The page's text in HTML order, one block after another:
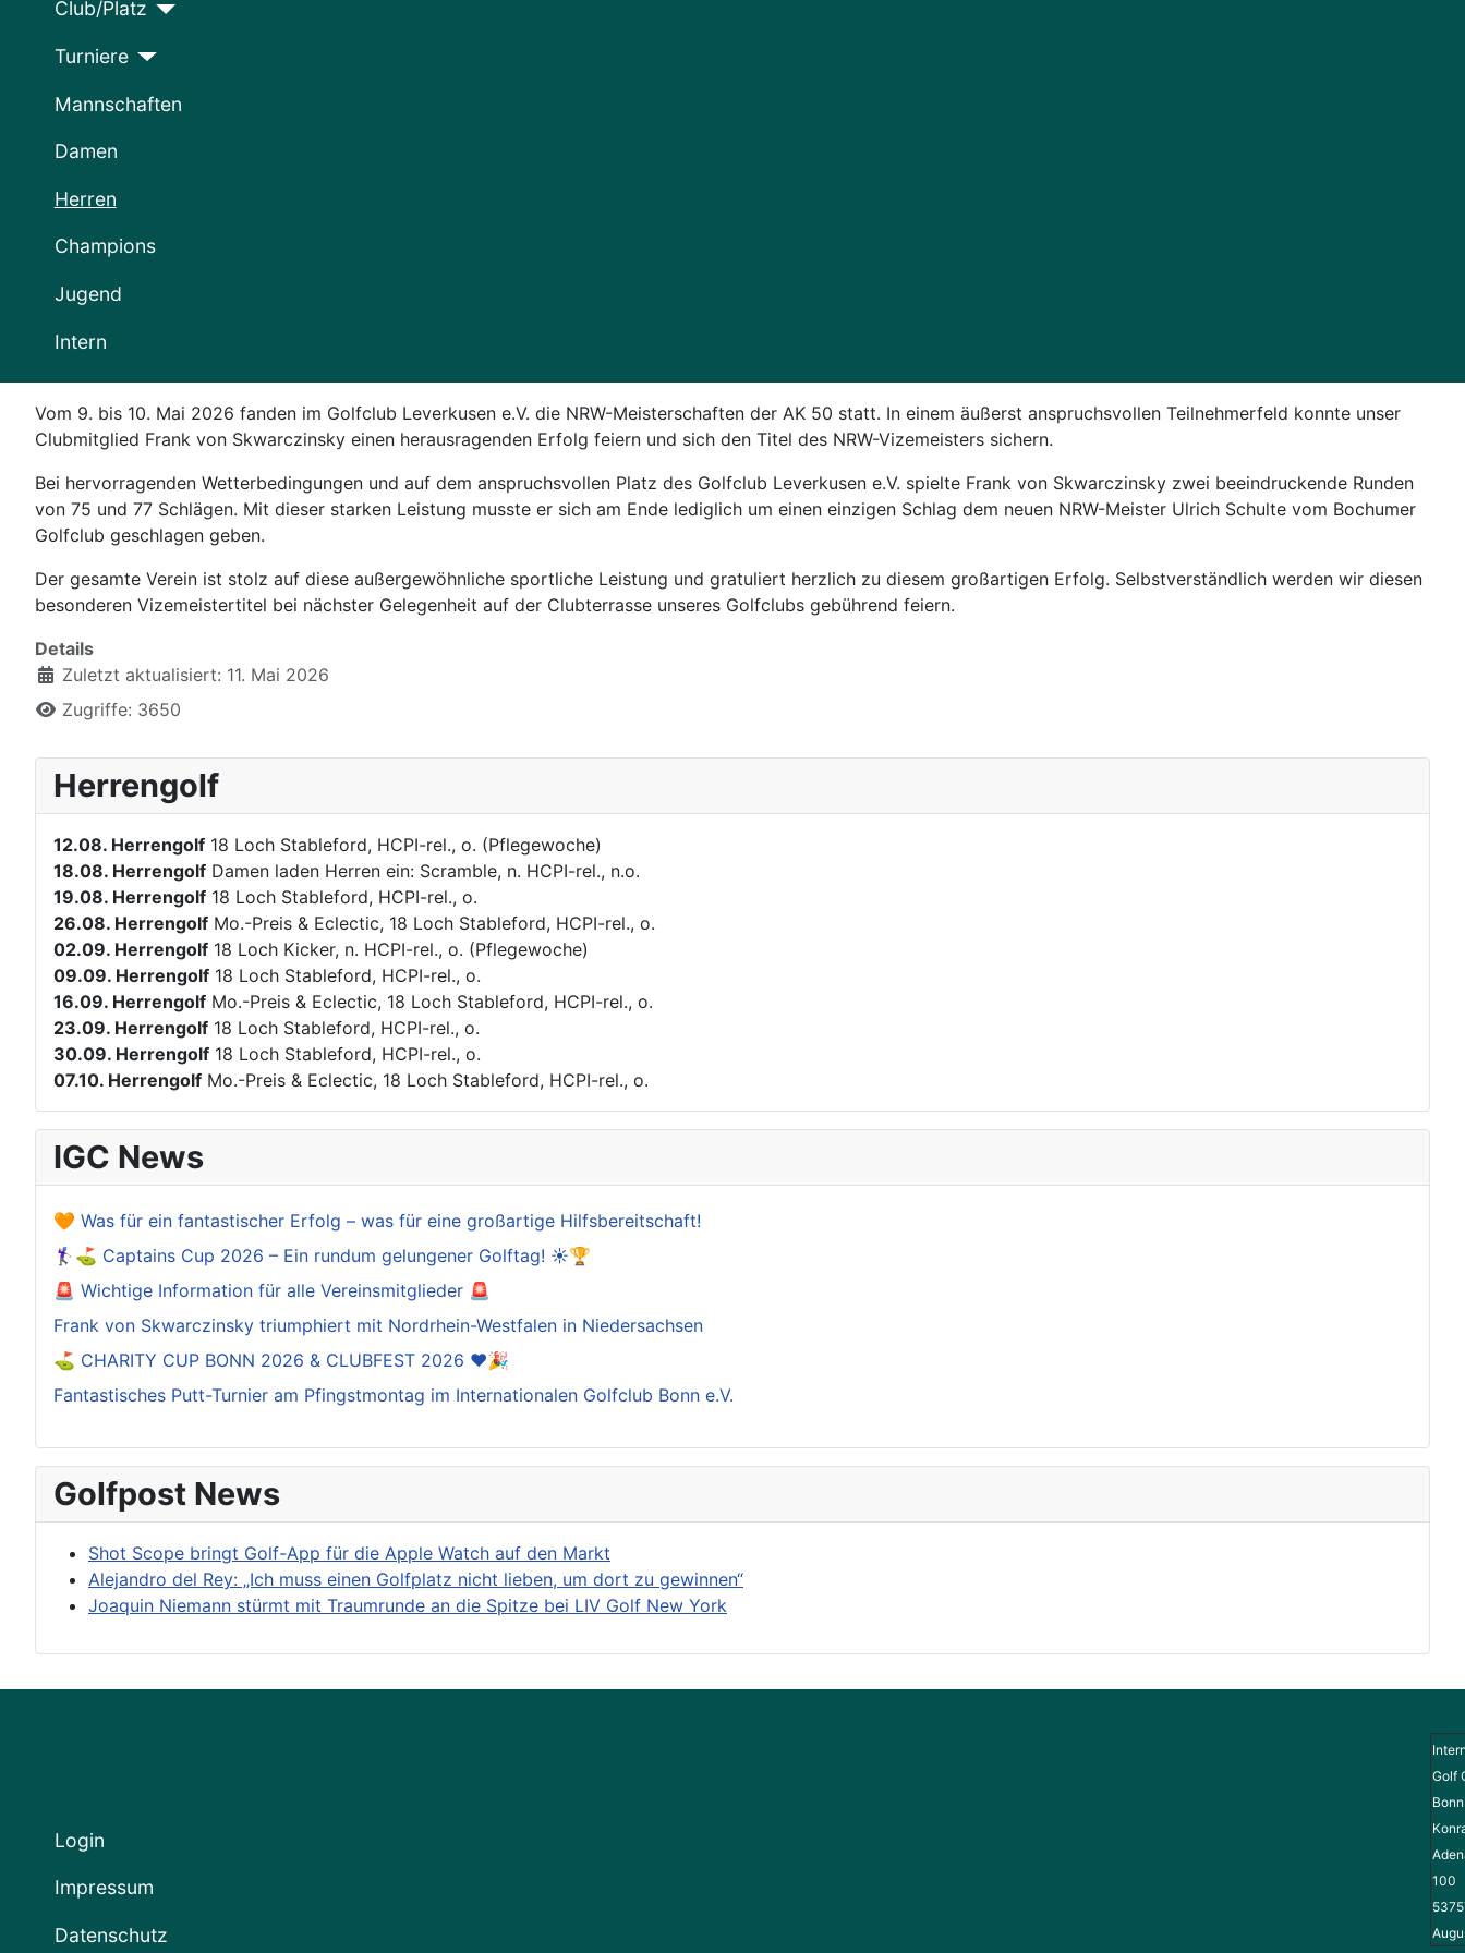
Club/Platz
Turniere
Mannschaften
Damen
Herren
Champions
Jugend
Intern
Vom 9. bis 10. Mai 2026 fanden im Golfclub Leverkusen e.V. die NRW-Meisterschaften der AK 50 statt. In einem äußerst anspruchsvollen Teilnehmerfeld konnte unser
Clubmitglied Frank von Skwarczinsky einen herausragenden Erfolg feiern und sich den Titel des NRW-Vizemeisters sichern.
Bei hervorragenden Wetterbedingungen und auf dem anspruchsvollen Platz des Golfclub Leverkusen e.V. spielte Frank von Skwarczinsky zwei beeindruckende Runden
von 75 und 77 Schlägen. Mit dieser starken Leistung musste er sich am Ende lediglich um einen einzigen Schlag dem neuen NRW-Meister Ulrich Schulte vom Bochumer
Golfclub geschlagen geben.
Der gesamte Verein ist stolz auf diese außergewöhnliche sportliche Leistung und gratuliert herzlich zu diesem großartigen Erfolg. Selbstverständlich werden wir diesen
besonderen Vizemeistertitel bei nächster Gelegenheit auf der Clubterrasse unseres Golfclubs gebührend feiern.
Details
Zuletzt aktualisiert: 11. Mai 2026
Zugriffe: 3650
Herrengolf
12.08. Herrengolf 18 Loch Stableford, HCPI-rel., o. (Pflegewoche)
18.08. Herrengolf Damen laden Herren ein: Scramble, n. HCPI-rel., n.o.
19.08. Herrengolf 18 Loch Stableford, HCPI-rel., o.
26.08. Herrengolf Mo.-Preis & Eclectic, 18 Loch Stableford, HCPI-rel., o.
02.09. Herrengolf 18 Loch Kicker, n. HCPI-rel., o. (Pflegewoche)
09.09. Herrengolf 18 Loch Stableford, HCPI-rel., o.
16.09. Herrengolf Mo.-Preis & Eclectic, 18 Loch Stableford, HCPI-rel., o.
23.09. Herrengolf 18 Loch Stableford, HCPI-rel., o.
30.09. Herrengolf 18 Loch Stableford, HCPI-rel., o.
07.10. Herrengolf Mo.-Preis & Eclectic, 18 Loch Stableford, HCPI-rel., o.
IGC News
🧡 Was für ein fantastischer Erfolg – was für eine großartige Hilfsbereitschaft!
🏌️‍♀️⛳ Captains Cup 2026 – Ein rundum gelungener Golftag! ☀️🏆
🚨 Wichtige Information für alle Vereinsmitglieder 🚨
Frank von Skwarczinsky triumphiert mit Nordrhein-Westfalen in Niedersachsen
⛳️ CHARITY CUP BONN 2026 & CLUBFEST 2026 ❤️🎉
Fantastisches Putt-Turnier am Pfingstmontag im Internationalen Golfclub Bonn e.V.
Golfpost News
Shot Scope bringt Golf-App für die Apple Watch auf den Markt
Alejandro del Rey: „Ich muss einen Golfplatz nicht lieben, um dort zu gewinnen“
Joaquin Niemann stürmt mit Traumrunde an die Spitze bei LIV Golf New York
Login
Impressum
Datenschutz
Golf
100